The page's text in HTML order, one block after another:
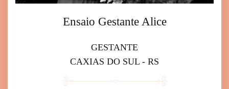
Ensaio Gestante Alice
GESTANTE
CAXIAS DO SUL - RS